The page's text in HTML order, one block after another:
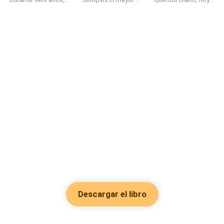
Descargar el libro